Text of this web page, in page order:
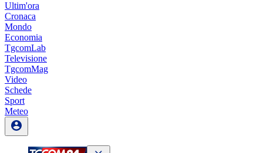
Ultim'ora
Cronaca
Mondo
Economia
TgcomLab
Televisione
TgcomMag
Video
Schede
Sport
Meteo